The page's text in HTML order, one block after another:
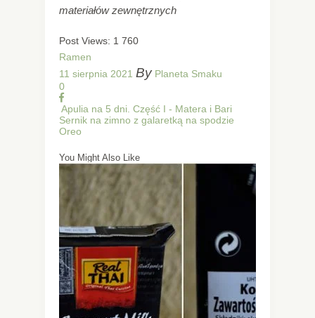
materiałów zewnętrznych
Post Views: 1 760
Ramen
11 sierpnia 2021 By Planeta Smaku
0
Apulia na 5 dni. Część I - Matera i Bari
Sernik na zimno z galaretką na spodzie
Oreo
You Might Also Like